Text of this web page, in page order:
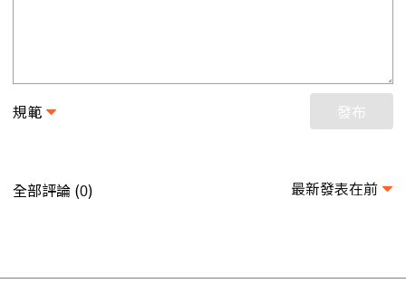
規範 發布
全部評論 (0) 最新發表在前